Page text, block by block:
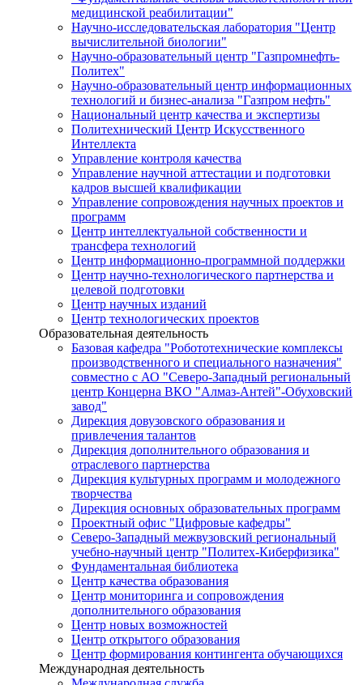
медицинской реабилитации"
Научно-исследовательская лаборатория "Центр
вычислительной биологии"
Научно-образовательный центр "Газпромнефть-
Политех"
Научно-образовательный центр информационных
технологий и бизнес-анализа "Газпром нефть"
Национальный центр качества и экспертизы
Политехнический Центр Искусственного
Интеллекта
Управление контроля качества
Управление научной аттестации и подготовки
кадров высшей квалификации
Управление сопровождения научных проектов и
программ
Центр интеллектуальной собственности и
трансфера технологий
Центр информационно-программной поддержки
Центр научно-технологического партнерства и
целевой подготовки
Центр научных изданий
Центр технологических проектов
Образовательная деятельность
Базовая кафедра "Робототехнические комплексы
производственного и специального назначения"
совместно с АО "Северо-Западный региональный
центр Концерна ВКО "Алмаз-Антей"-Обуховский
завод"
Дирекция довузовского образования и
привлечения талантов
Дирекция дополнительного образования и
отраслевого партнерства
Дирекция культурных программ и молодежного
творчества
Дирекция основных образовательных программ
Проектный офис "Цифровые кафедры"
Северо-Западный межвузовский региональный
учебно-научный центр "Политех-Киберфизика"
Фундаментальная библиотека
Центр качества образования
Центр мониторинга и сопровождения
дополнительного образования
Центр новых возможностей
Центр открытого образования
Центр формирования контингента обучающихся
Международная деятельность